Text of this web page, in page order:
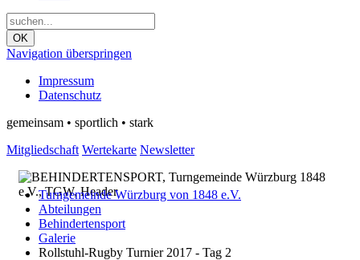
OK
Navigation überspringen
Impressum
Datenschutz
gemeinsam • sportlich • stark
Mitgliedschaft Wertekarte Newsletter
Turngemeinde Würzburg von 1848 e.V.
Abteilungen
Behindertensport
Galerie
Rollstuhl-Rugby Turnier 2017 - Tag 2